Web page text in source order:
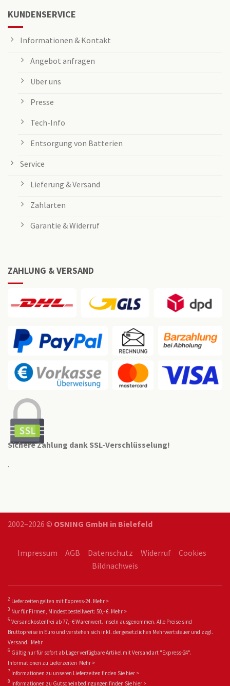
KUNDENSERVICE
Informationen & Kontakt
Angebot anfragen
Über uns
Presse
Tech-Info
Entsorgung von Batterien
Service
Lieferung & Versand
Zahlarten
Garantie & Widerruf
ZAHLUNG & VERSAND
Sichere Zahlung dank SSL-Verschlüsselung!
.
2002–2026 © OSNING GmbH in Bielefeld
Impressum AGB Datenschutz Widerruf
Cookies
Bildnachweis
2 Lieferzeiten gelten mit Express-24. Mehr >
3 Nur für Firmen, Mindestbestellwert: 50,- €. Mehr >
5 Versandkostenfrei ab 77,- € Warenwert. Inseln ausgenommen. Alle Preise sind
Bruttopreise in Euro und verstehen sich inkl. der gesetzlichen Mehrwertsteuer und zzgl.
Versand. Mehr
6 Gültig nur für sofort ab Lager verfügbare Artikel mit Versandart "Express-24".
Informationen zu Lieferzeiten Mehr >
7 Informationen zu unseren Lieferzeiten finden Sie hier >
8 Informationen zu Gutscheinbedingungen finden Sie hier >